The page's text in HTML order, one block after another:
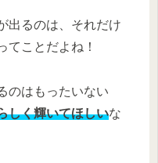
出るのは、それだけ
てことだよね！
のはもったいない
しく輝いてほしいな